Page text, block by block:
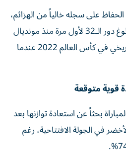
على سجله خالياً من الهزائم،
وهو ما قد يعزز فرصه في بلوغ دور الـ32 لأول مرة منذ مونديال
1994، مستلهماً إنجازه التاريخي في كأس العالم 2022 عندما
قوية متوقعة
بحثاً عن استعادة توازنها بعد
في الجولة الافتتاحية، رغم